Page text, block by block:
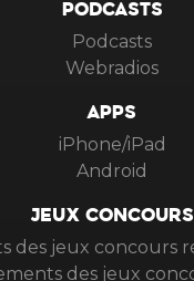
PODCASTS
Podcasts
Webradios
APPS
iPhone/iPad
Android
JEUX CONCOURS
des jeux concours
des jeux